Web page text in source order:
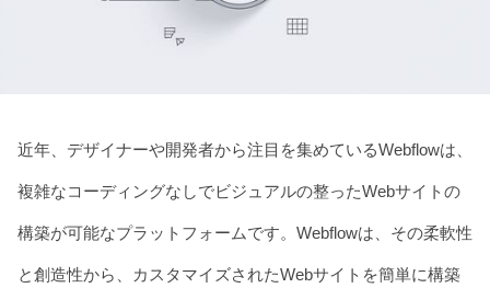
近年、デザイナーや開発者から注目を集めているWebflowは、
複雑なコーディングなしでビジュアルの整ったWebサイトの
構築が可能なプラットフォームです。Webflowは、その柔軟性
と創造性から、カスタマイズされたWebサイトを簡単に構築